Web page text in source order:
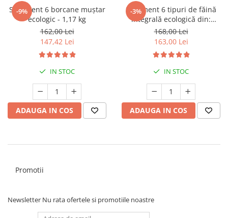
-9%
Sortiment 6 borcane muștar
ecologic - 1,17 kg
162,00 Lei
147,42 Lei
IN STOC
ADAUGA IN COS
-3%
Sortiment 6 tipuri de făină
integrală ecologică din:
Einkorn, Spelta, Emmer,
168,00 Lei
163,00 Lei
IN STOC
ADAUGA IN COS
Promotii
Newsletter Nu rata ofertele si promotiile noastre